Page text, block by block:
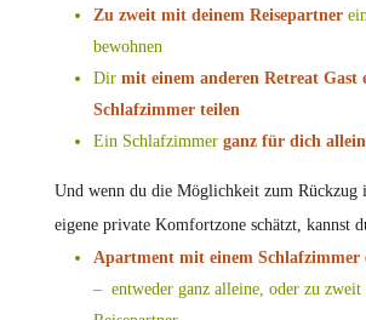
Zu zweit mit deinem Reisepartner
bewohnen
Dir mit einem anderen Retreat Gast
Schlafzimmer teilen
Ein Schlafzimmer ganz für dich
Und wenn du die Möglichkeit zum Rückzug
eigene private Komfortzone schätzt, kannst
Apartment mit einem Schlafzimmer
– entweder ganz alleine, oder zu